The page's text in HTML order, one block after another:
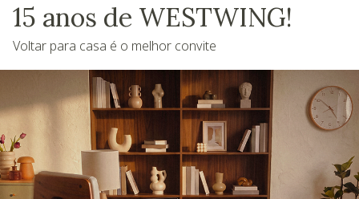
15 anos de WESTWING!
Voltar para casa é o melhor convite